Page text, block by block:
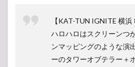
【KAT-TUN IGNITE 横浜
ハロハロはスクリーンつ
ンマッピングのような演
ーのタワーオブテラー＋